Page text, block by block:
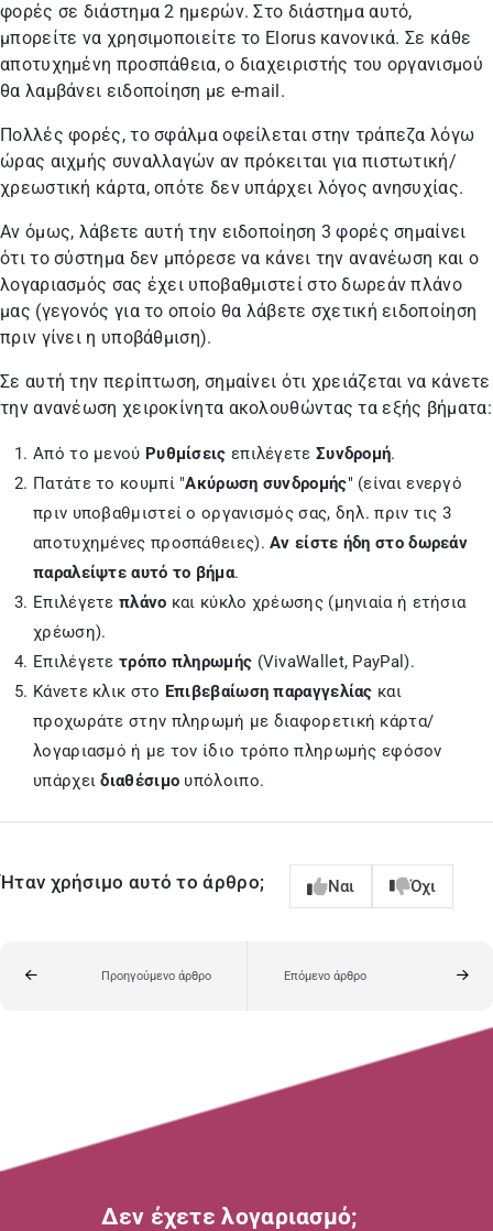
φορές σε διάστημα 2 ημερών. Στο διάστημα αυτό,
μπορείτε να χρησιμοποιείτε το Elorus κανονικά. Σε κάθε
αποτυχημένη προσπάθεια, ο διαχειριστής του οργανισμού
θα λαμβάνει ειδοποίηση με e-mail.
Πολλές φορές, το σφάλμα οφείλεται στην τράπεζα λόγω
ώρας αιχμής συναλλαγών αν πρόκειται για πιστωτική/
χρεωστική κάρτα, οπότε δεν υπάρχει λόγος ανησυχίας.
Αν όμως, λάβετε αυτή την ειδοποίηση 3 φορές σημαίνει
ότι το σύστημα δεν μπόρεσε να κάνει την ανανέωση και ο
λογαριασμός σας έχει υποβαθμιστεί στο δωρεάν πλάνο
μας (γεγονός για το οποίο θα λάβετε σχετική ειδοποίηση
πριν γίνει η υποβάθμιση).
Σε αυτή την περίπτωση, σημαίνει ότι χρειάζεται να κάνετε
την ανανέωση χειροκίνητα ακολουθώντας τα εξής βήματα:
Από το μενού Ρυθμίσεις επιλέγετε Συνδρομή.
Πατάτε το κουμπί "Ακύρωση συνδρομής" (είναι ενεργό
πριν υποβαθμιστεί ο οργανισμός σας, δηλ. πριν τις 3
αποτυχημένες προσπάθειες).Αν είστε ήδη στο δωρεάν
παραλείψτε αυτό το βήμα.
Επιλέγετε πλάνο και κύκλο χρέωσης (μηνιαία ή ετήσια
χρέωση).
Επιλέγετε τρόπο πληρωμής (VivaWallet, PayPal).
Κάνετε κλικ στο Επιβεβαίωση παραγγελίας και
προχωράτε στην πληρωμή με διαφορετική κάρτα/
λογαριασμό ή με τον ίδιο τρόπο πληρωμής εφόσον
υπάρχειδιαθέσιμο υπόλοιπο.
Ήταν χρήσιμο αυτό το άρθρο; Ναι Όχι
Προηγούμενο άρθρο Επόμενο άρθρο
Δεν έχετε λογαριασμό;